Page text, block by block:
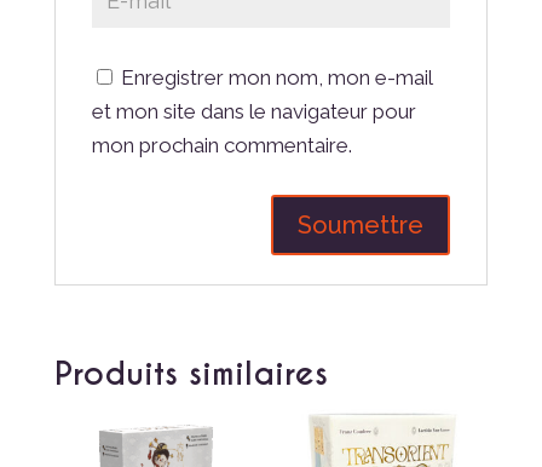
Enregistrer mon nom, mon e-mail
et mon site dans le navigateur pour
mon prochain commentaire.
Produits similaires